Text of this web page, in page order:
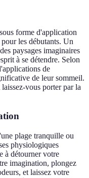
forme d'application
les débutants. Un
paysages imaginaires
à se détendre. Selon
de
de leur sommeil.
vous porter par la
plage tranquille ou
physiologiques
à détourner votre
imagination, plongez
et laissez votre